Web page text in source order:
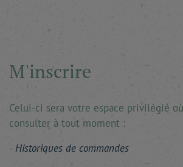
M'inscrire
Celui-ci sera votre espace privilégié
consulter à tout moment :
Historiques de commandes